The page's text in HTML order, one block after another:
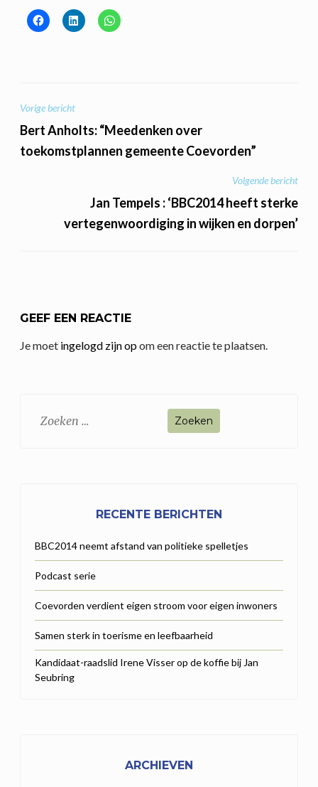
BERICHT
NAVIGATIE
Vorige bericht
Bert Anholts: “Meedenken over
toekomstplannen gemeente Coevorden”
Volgende bericht
Jan Tempels : ‘BBC2014 heeft sterke
vertegenwoordiging in wijken en dorpen’
GEEF EEN REACTIE
Je moet ingelogd zijn opom een reactie te plaatsen.
Zoeken
RECENTE BERICHTEN
BBC2014 neemt afstand van politieke spelletjes
Podcast serie
Coevorden verdient eigen stroom voor eigen inwoners
Samen sterk in toerisme en leefbaarheid
Kandidaat-raadslid Irene Visser op de koffie bij Jan
Seubring
ARCHIEVEN